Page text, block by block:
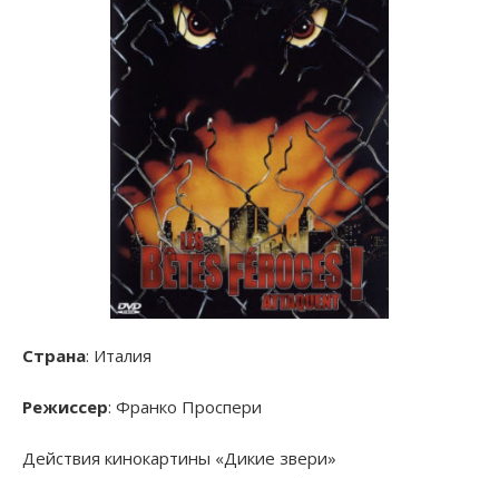
Страна: Италия
Режиссер: Франко Проспери
Действия кинокартины «Дикие звери»